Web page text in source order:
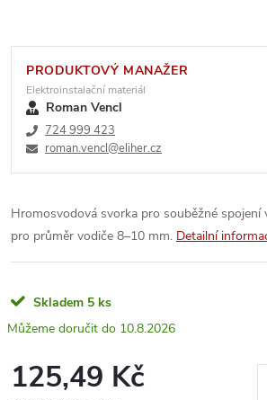
PRODUKTOVÝ MANAŽER
Elektroinstalační materiál
Roman Vencl
724 999 423
roman.vencl@eliher.cz
Hromosvodová svorka pro souběžné
pro průměr vodiče 8–10 mm. Detailní
Skladem 5 ks
10.8.2026
125,49 Kč